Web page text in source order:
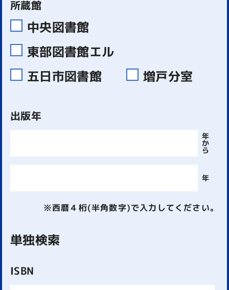
所蔵館
中央図書館
東部図書館エル
五日市図書館
増戸分室
出版年
年
か
ら
年
※西暦４桁(半角数字)で入力してください。
単独検索
ISBN